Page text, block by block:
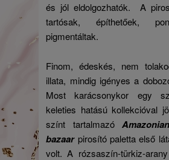
és jól eldolgozhatók. A
tartósak, építhetőek,
pigmentáltak.
Finom, édeskés, nem
illata, mindig igényes a
Most karácsonykor egy
keleties hatású kollekcióval
színt tartalmazó
bazaarpirosító paletta első
volt. A rózsaszín-türkiz-